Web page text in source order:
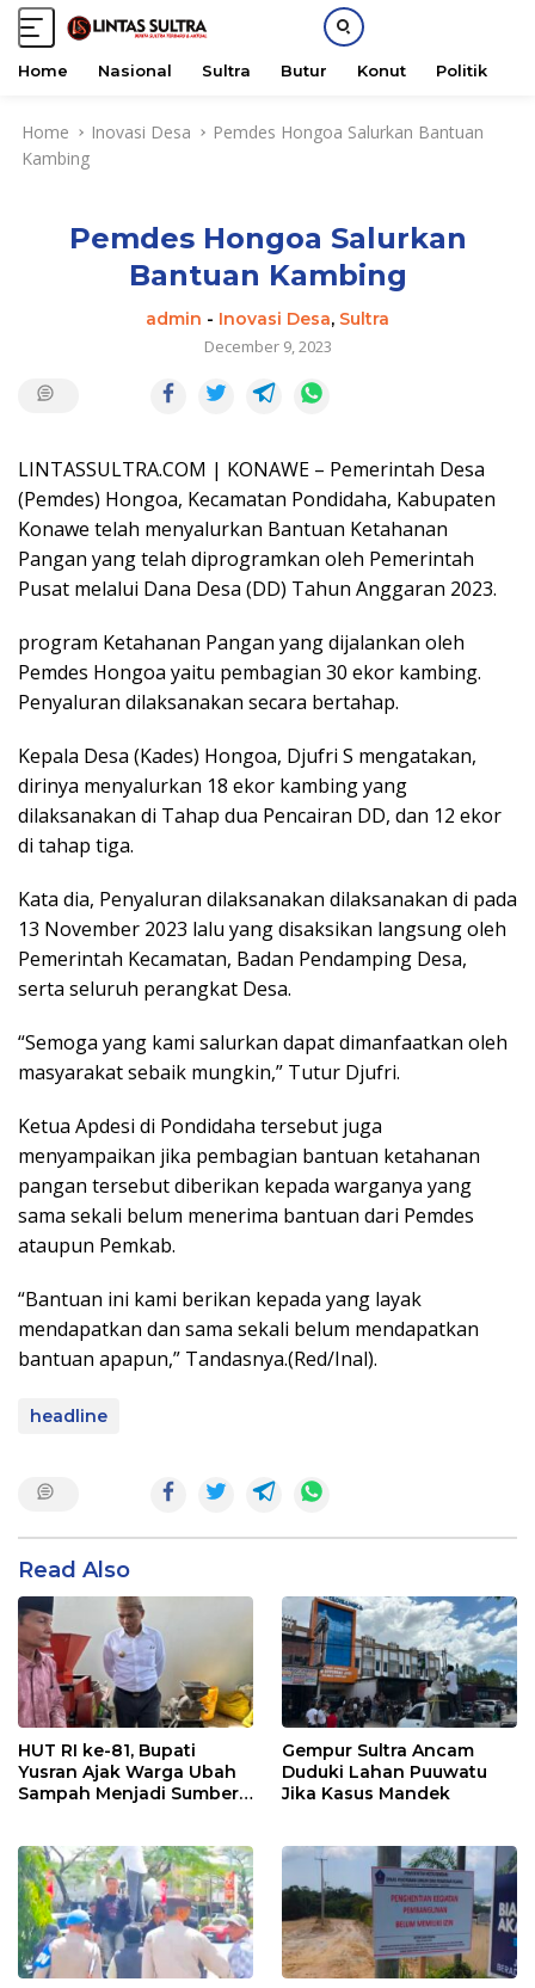
Home Nasional Sultra Butur Konut Politik
Home Inovasi Desa
Pemdes Hongoa Salurkan Bantuan
Kambing
Pemdes Hongoa Salurkan
Bantuan Kambing
admin - Inovasi Desa, Sultra
December 9, 2023
LINTASSULTRA.COM | KONAWE – Pemerintah Desa
(Pemdes) Hongoa, Kecamatan Pondidaha, Kabupaten
Konawe telah menyalurkan Bantuan Ketahanan
Pangan yang telah diprogramkan oleh Pemerintah
Pusat melalui Dana Desa (DD) Tahun Anggaran 2023.
program Ketahanan Pangan yang dijalankan oleh
Pemdes Hongoa yaitu pembagian 30 ekor kambing.
Penyaluran dilaksanakan secara bertahap.
Kepala Desa (Kades) Hongoa, Djufri S mengatakan,
dirinya menyalurkan 18 ekor kambing yang
dilaksanakan di Tahap dua Pencairan DD, dan 12 ekor
di tahap tiga.
Kata dia, Penyaluran dilaksanakan dilaksanakan di pada
13 November 2023 lalu yang disaksikan langsung oleh
Pemerintah Kecamatan, Badan Pendamping Desa,
serta seluruh perangkat Desa.
“Semoga yang kami salurkan dapat dimanfaatkan oleh
masyarakat sebaik mungkin,” Tutur Djufri.
Ketua Apdesi di Pondidaha tersebut juga
menyampaikan jika pembagian bantuan ketahanan
pangan tersebut diberikan kepada warganya yang
sama sekali belum menerima bantuan dari Pemdes
ataupun Pemkab.
“Bantuan ini kami berikan kepada yang layak
mendapatkan dan sama sekali belum mendapatkan
bantuan apapun,” Tandasnya.(Red/Inal).
headline
Read Also
HUT RI ke-81, Bupati
Yusran Ajak Warga Ubah
Sampah Menjadi Sumber
Gempur Sultra Ancam
Duduki Lahan Puuwatu
Jika Kasus Mandek